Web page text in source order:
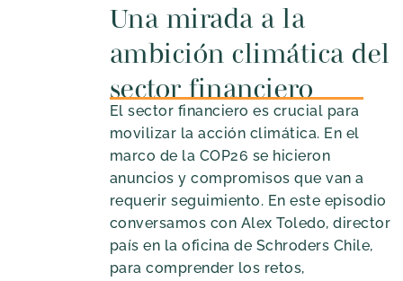
Una mirada a la
ambición climática del
sector financiero
El sector financiero es crucial para
movilizar la acción climática. En el
marco de la COP26 se hicieron
anuncios y compromisos que van a
requerir seguimiento. En este episodio
conversamos con Alex Toledo, director
país en la oficina de Schroders Chile,
para comprender los retos,